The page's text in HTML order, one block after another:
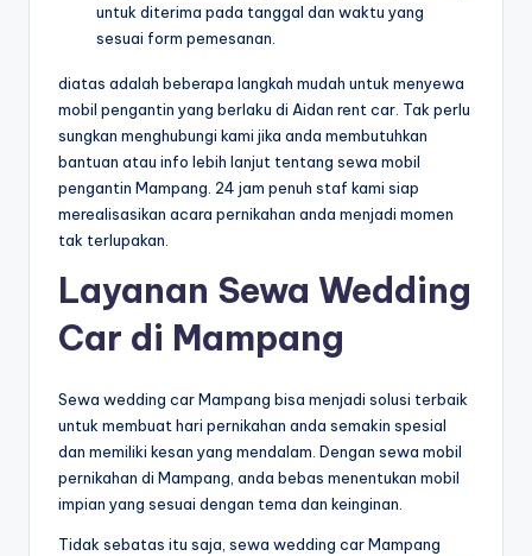
untuk diterima pada tanggal dan waktu yang
sesuai form pemesanan.
diatas adalah beberapa langkah mudah untuk menyewa
mobil pengantin yang berlaku di Aidan rent car. Tak perlu
sungkan menghubungi kami jika anda membutuhkan
bantuan atau info lebih lanjut tentang sewa mobil
pengantin Mampang. 24 jam penuh staf kami siap
merealisasikan acara pernikahan anda menjadi momen
tak terlupakan.
Layanan Sewa Wedding
Car di Mampang
Sewa wedding car Mampang bisa menjadi solusi terbaik
untuk membuat hari pernikahan anda semakin spesial
dan memiliki kesan yang mendalam. Dengan sewa mobil
pernikahan di Mampang, anda bebas menentukan mobil
impian yang sesuai dengan tema dan keinginan.
Tidak sebatas itu saja, sewa wedding car Mampang